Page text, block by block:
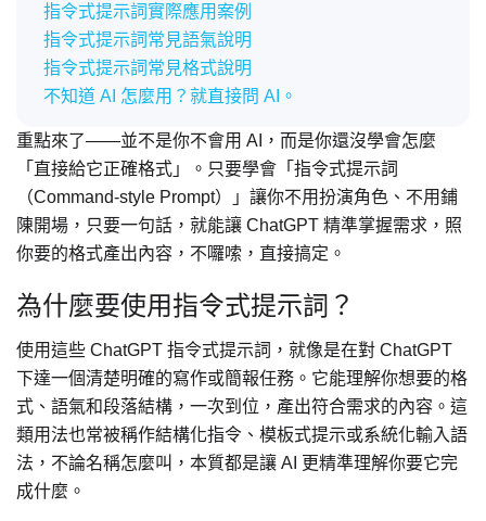
指令式提示詞實際應用案例
指令式提示詞常見語氣說明
指令式提示詞常見格式說明
不知道 AI 怎麼用？就直接問 AI。
重點來了——並不是你不會用 AI，而是你還沒學會怎麼
「直接給它正確格式」。只要學會「指令式提示詞
（Command-style Prompt）」讓你不用扮演角色、不用鋪
陳開場，只要一句話，就能讓 ChatGPT 精準掌握需求，照
你要的格式產出內容，不囉嗦，直接搞定。
為什麼要使用指令式提示詞？
使用這些 ChatGPT 指令式提示詞，就像是在對 ChatGPT
下達一個清楚明確的寫作或簡報任務。它能理解你想要的格
式、語氣和段落結構，一次到位，產出符合需求的內容。這
類用法也常被稱作結構化指令、模板式提示或系統化輸入語
法，不論名稱怎麼叫，本質都是讓 AI 更精準理解你要它完
成什麼。